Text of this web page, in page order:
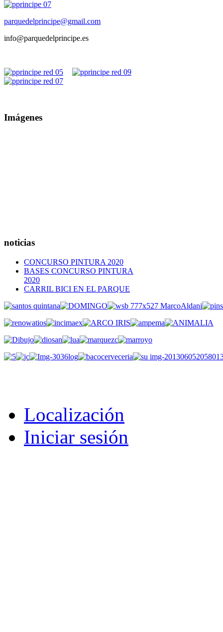
parquedelprincipe@gmail.com
info@parquedelprincipe.es
Imágenes
noticias
CONCURSO PINTURA 2020
BASES CONCURSO PINTURA
2020
CARRIL BICI EN EL PARQUE
Localización
Iniciar sesión